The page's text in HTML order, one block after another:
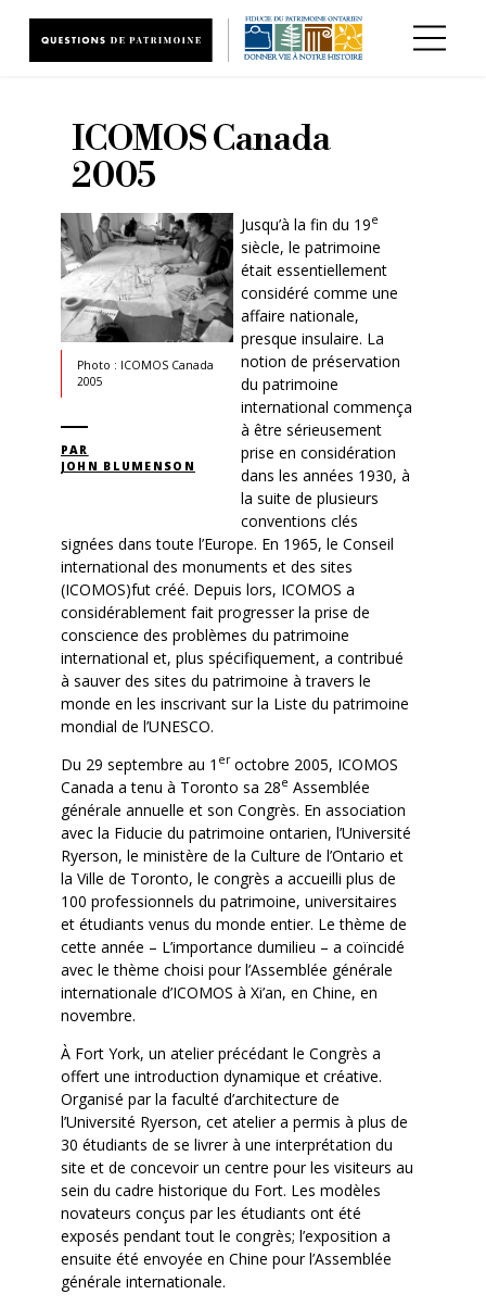
ICOMOS Canada
2005
Photo : ICOMOS Canada
2005
PAR
JOHN BLUMENSON
Jusqu’à la fin du 19e
siècle, le patrimoine
était essentiellement
considéré comme une
affaire nationale,
presque insulaire. La
notion de préservation
du patrimoine
international commença
à être sérieusement
prise en considération
dans les années 1930, à
la suite de plusieurs
conventions clés
signées dans toute l’Europe. En 1965, le Conseil
international des monuments et des sites
(ICOMOS)fut créé. Depuis lors, ICOMOS a
considérablement fait progresser la prise de
conscience des problèmes du patrimoine
international et, plus spécifiquement, a contribué
à sauver des sites du patrimoine à travers le
monde en les inscrivant sur la Liste du patrimoine
mondial de l’UNESCO.
Du 29 septembre au 1 eroctobre 2005, ICOMOS
Canada a tenu à Toronto sa 28e Assemblée
générale annuelle et son Congrès. En association
avec la Fiducie du patrimoine ontarien, l’Université
Ryerson, le ministère de la Culture de l’Ontario et
la Ville de Toronto, le congrès a accueilli plus de
100 professionnels du patrimoine, universitaires
et étudiants venus du monde entier. Le thème de
cette année – L’importance dumilieu – a coïncidé
avec le thème choisi pour l’Assemblée générale
internationale d’ICOMOS à Xi’an, en Chine, en
novembre.
À Fort York, un atelier précédant le Congrès a
offert une introduction dynamique et créative.
Organisé par la faculté d’architecture de
l’Université Ryerson, cet atelier a permis à plus de
30 étudiants de se livrer à une interprétation du
site et de concevoir un centre pour les visiteurs au
sein du cadre historique du Fort. Les modèles
novateurs conçus par les étudiants ont été
exposés pendant tout le congrès; l’exposition a
ensuite été envoyée en Chine pour l’Assemblée
générale internationale.